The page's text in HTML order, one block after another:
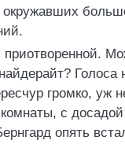
Голоса
громко, уж
с досадой
опять